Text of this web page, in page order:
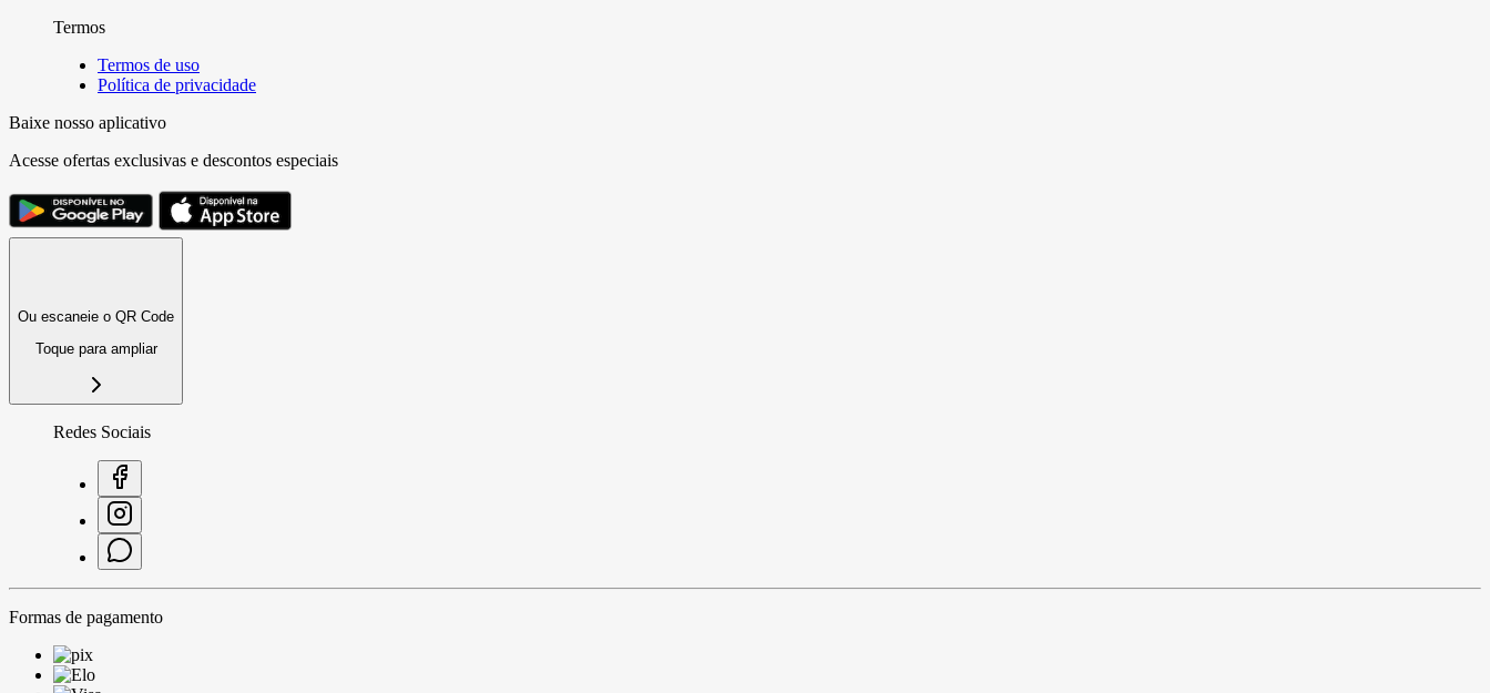
Termos
Termos de uso
Política de privacidade
Baixe nosso aplicativo
Acesse ofertas exclusivas e descontos especiais
Ou escaneie o QR Code
Toque para ampliar
Redes Sociais
Formas de pagamento